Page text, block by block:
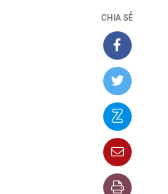
CHIA SẺ